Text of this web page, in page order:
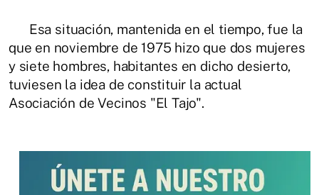
Esa situación, mantenida en el tiempo, fue la
que en noviembre de 1975 hizo que dos mujeres
y siete hombres, habitantes en dicho desierto,
tuviesen la idea de constituir la actual
Asociación de Vecinos "El Tajo".